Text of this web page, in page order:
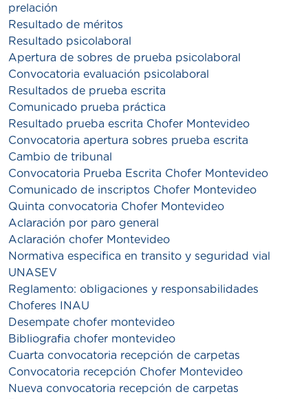
prelación
Resultado de méritos
Resultado psicolaboral
Apertura de sobres de prueba psicolaboral
Convocatoria evaluación psicolaboral
Resultados de prueba escrita
Comunicado prueba práctica
Resultado prueba escrita Chofer Montevideo
Convocatoria apertura sobres prueba escrita
Cambio de tribunal
Convocatoria Prueba Escrita Chofer Montevideo
Comunicado de inscriptos Chofer Montevideo
Quinta convocatoria Chofer Montevideo
Aclaración por paro general
Aclaración chofer Montevideo
Normativa especifica en transito y seguridad vial
UNASEV
Reglamento: obligaciones y responsabilidades
Choferes INAU
Desempate chofer montevideo
Bibliografia chofer montevideo
Cuarta convocatoria recepción de carpetas
Convocatoria recepción Chofer Montevideo
Nueva convocatoria recepción de carpetas